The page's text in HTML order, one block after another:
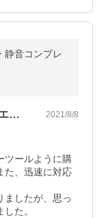
静音コンプレ
タイヤの空気入れや、タイヤ交換のエアー… 2021/8/8
ツールように購
た、迅速に対応
ましたが、思っ
た。